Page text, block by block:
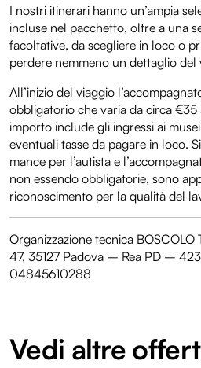
I nostri itinerari hanno un’ampia
incluse nel pacchetto, oltre a una
facoltative, da scegliere in loco o
perdere nemmeno un dettaglio del
All’inizio del viaggio
obbligatorio che varia da circa €35
importo include gli ingressi ai
eventuali tasse da pagare in loco.
mance per l’autista e
non essendo obbligatorie, sono
riconoscimento per la qualità del
Organizzazione tecnica BOSCOLO
47, 35127 Padova – Rea PD –
04845610288
Vedi altre